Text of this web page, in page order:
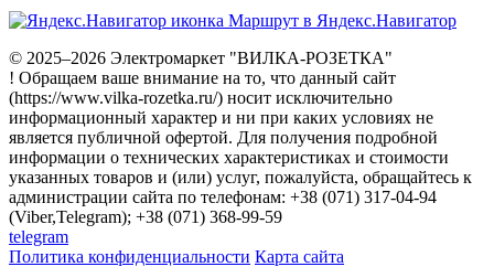
Маршрут в Яндекс.Навигатор
© 2025–2026 Электромаркет "ВИЛКА-РОЗЕТКА"
! Обращаем ваше внимание на то, что данный сайт
(https://www.vilka-rozetka.ru/) носит исключительно
информационный характер и ни при каких условиях не
является публичной офертой. Для получения подробной
информации о технических характеристиках и стоимости
указанных товаров и (или) услуг, пожалуйста, обращайтесь к
администрации сайта по телефонам: +38 (071) 317-04-94
(Viber,Telegram); +38 (071) 368-99-59
telegram
Политика конфиденциальности Карта сайта